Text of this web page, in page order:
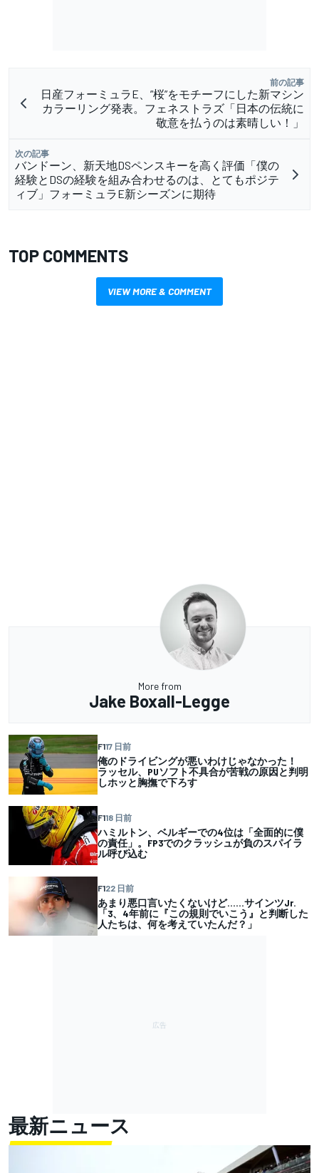
前の記事
日産フォーミュラE、”桜”をモチーフにした新マシン
カラーリング発表。フェネストラズ「日本の伝統に
敬意を払うのは素晴しい！」
次の記事
バンドーン、新天地DSペンスキーを高く評価「僕の
経験とDSの経験を組み合わせるのは、とてもポジテ
ィブ」フォーミュラE新シーズンに期待
TOP COMMENTS
VIEW MORE & COMMENT
More from
Jake Boxall-Legge
F117 日前
俺のドライビングが悪いわけじゃなかった！
ラッセル、PUソフト不具合が苦戦の原因と判明
しホッと胸撫で下ろす
F118 日前
ハミルトン、ベルギーでの4位は「全面的に僕
の責任」。FP3でのクラッシュが負のスパイラ
ル呼び込む
F122 日前
あまり悪口言いたくないけど……サインツJr.
「3、4年前に『この規則でいこう』と判断した
人たちは、何を考えていたんだ？」
最新ニュース